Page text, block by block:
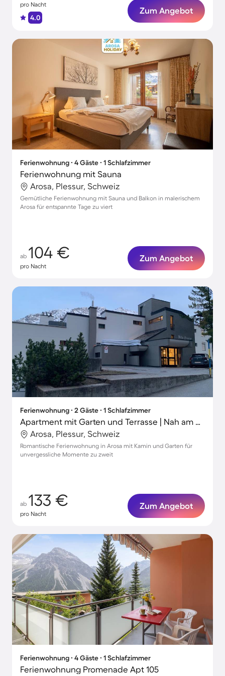
pro Nacht
4.0
Zum Angebot
Ferienwohnung ∙ 4 Gäste ∙ 1 Schlafzimmer
Ferienwohnung mit Sauna
Arosa, Plessur, Schweiz
Gemütliche Ferienwohnung mit Sauna und Balkon in malerischem
Arosa für entspannte Tage zu viert
ab 104 €
pro Nacht
Zum Angebot
Ferienwohnung ∙ 2 Gäste ∙ 1 Schlafzimmer
Apartment mit Garten und Terrasse | Nah am Skifahren | Haustiere erlaubt
Arosa, Plessur, Schweiz
Romantische Ferienwohnung in Arosa mit Kamin und Garten für
unvergessliche Momente zu zweit
ab 133 €
pro Nacht
Zum Angebot
Ferienwohnung ∙ 4 Gäste ∙ 1 Schlafzimmer
Ferienwohnung Promenade Apt 105